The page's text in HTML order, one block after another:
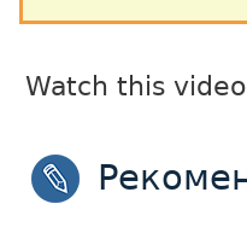
Watch this video